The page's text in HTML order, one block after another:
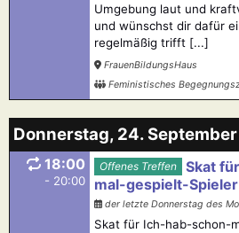
Umgebung laut und
und wünschst dir dafür
regelmäßig trifft [...]
FrauenBildungsHaus
Feministisches
Donnerstag, 24.
18:00
- 20:00
Offenes Treffen
Skat
mal-gespielt-
der letzte Donnerstag des
Skat für Ich-hab-schon-